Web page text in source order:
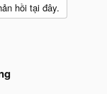
hồi tại đây.